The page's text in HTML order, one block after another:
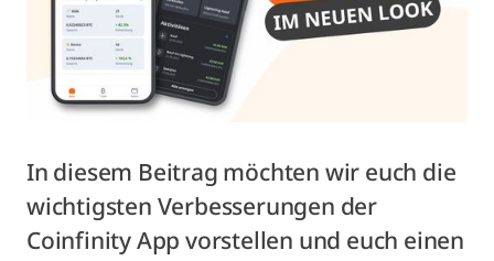
In diesem Beitrag möchten wir euch die
wichtigsten Verbesserungen der
Coinfinity App vorstellen und euch einen